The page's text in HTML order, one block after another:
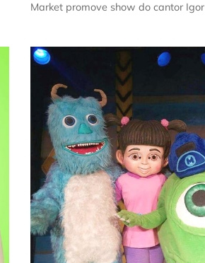
Market promove show do cantor Igor